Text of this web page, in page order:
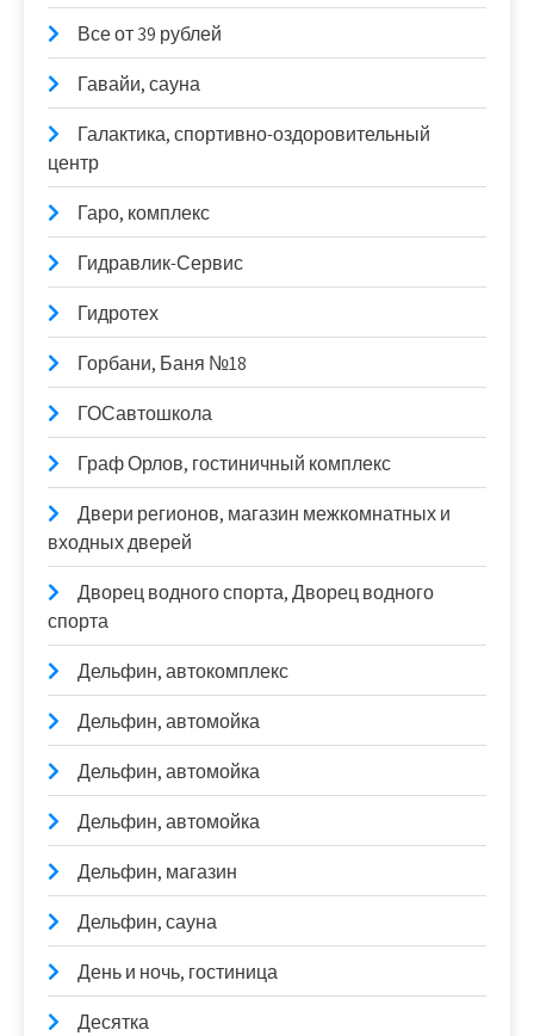
Все от 39 рублей
Гавайи, сауна
Галактика, спортивно-оздоровительный
центр
Гаро, комплекс
Гидравлик-Сервис
Гидротех
Горбани, Баня №18
ГОСавтошкола
Граф Орлов, гостиничный комплекс
Двери регионов, магазин межкомнатных и
входных дверей
Дворец водного спорта, Дворец водного
спорта
Дельфин, автокомплекс
Дельфин, автомойка
Дельфин, автомойка
Дельфин, автомойка
Дельфин, магазин
Дельфин, сауна
День и ночь, гостиница
Десятка